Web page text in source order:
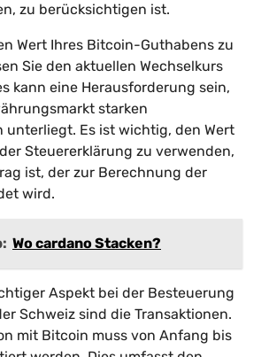
zu berücksichtigen ist.
Wert Ihres Bitcoin-Guthabens zu
Sie den aktuellen Wechselkurs
kann eine Herausforderung sein,
starken
unterliegt. Es ist wichtig, den Wert
Steuererklärung zu verwenden,
ist, der zur Berechnung der
wird.
Wo cardano Stacken?
Aspekt bei der Besteuerung
Schweiz sind die Transaktionen.
mit Bitcoin muss von Anfang bis